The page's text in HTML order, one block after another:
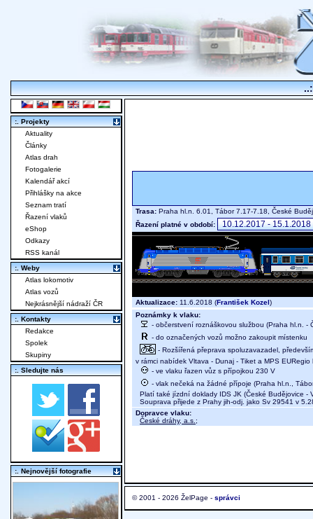
Trasa: Praha hl.n. 6.01, Tábor 7.17-7.18, České
Řazení platné v období:
Aktualizace: 11.6.2018 (František Kozel)
Poznámky k vlaku:
- občerstvení roznáškovou službou (Praha hl.n. -
- do označených vozů možno zakoupit místenku
- Rozšířená přeprava spoluzavazadel,
v rámci nabídek Vltava - Dunaj - Tiket a MPS
- ve vlaku řazen vůz s přípojkou 230 V
- vlak nečeká na žádné přípoje (Praha hl.n.,
Platí také jízdní doklady IDS JK (České Budějovice -
Souprava přijede z Prahy jih-odj. jako Sv 29541 v
Dopravce vlaku:
České dráhy, a.s. ;
© 2001 - 2026 ŽelPage - správci
:. Projekty
Aktuality
Články
Atlas drah
Fotogalerie
Kalendář akcí
Přihlášky na akce
Seznam tratí
Řazení vlaků
eShop
Odkazy
RSS kanál
:. Weby
Atlas lokomotiv
Atlas vozů
Nejkrásnější nádraží ČR
:. Kontakty
Redakce
Spolek
Skupiny
:. Sledujte nás
:. Nejnovější fotografie